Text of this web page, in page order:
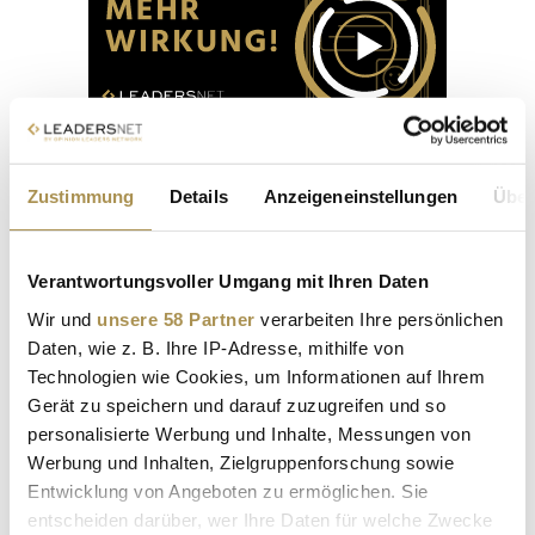
Zustimmung Details Anzeigeneinstellungen
Verantwortungsvoller Umgang mit Ihren Daten
Wir und unsere 58 Partner verarbeiten Ihre persönlichen
Daten, wie z. B. Ihre IP-Adresse, mithilfe von
Technologien wie Cookies, um Informationen auf Ihrem
Gerät zu speichern und darauf zuzugreifen und so
personalisierte Werbung und Inhalte, Messungen von
Werbung und Inhalten, Zielgruppenforschung sowie
Entwicklung von Angeboten zu ermöglichen. Sie
entscheiden darüber, wer Ihre Daten für welche Zwecke
Boss Open 2026
6. Juni 2026 - 14. Juni 2026
Stadt: Stuttgart
Location: STUTTGART I TC Weissenhof
Turnierkategorie: Teil der ATP Tour 250 und der Wimbledon
Rasensaison
Titelverteidiger Taylor Fritz schlägt bei den BOSS OPEN 2026